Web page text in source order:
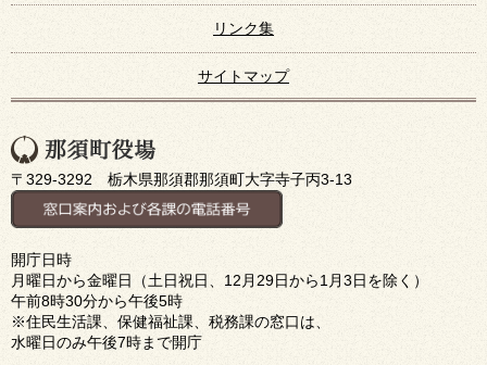
リンク集
サイトマップ
〒329-3292 栃木県那須郡那須町大字寺子丙3-13
開庁日時
月曜日から金曜日（土日祝日、12月29日から1月3日を除く）
午前8時30分から午後5時
※住民生活課、保健福祉課、税務課の窓口は、
水曜日のみ午後7時まで開庁